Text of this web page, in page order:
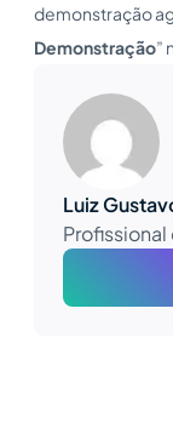
demonstração
Demonstração”
Luiz
Profissional